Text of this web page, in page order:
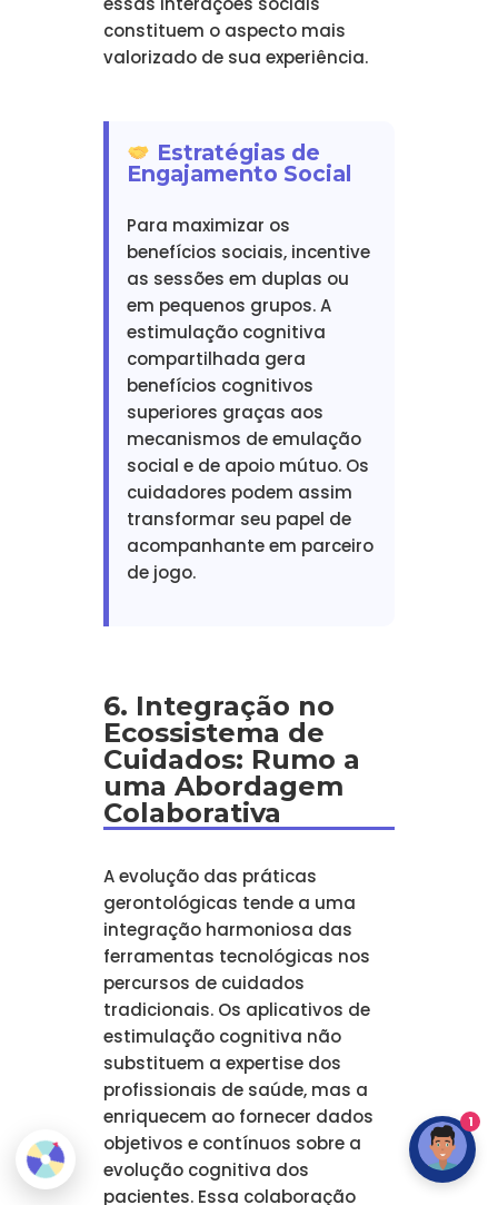
constituem o aspecto mais
valorizado de sua experiência.
Estratégias de
Engajamento Social
Para maximizar os
benefícios sociais, incentive
as sessões em duplas ou
em pequenos grupos. A
estimulação cognitiva
compartilhada gera
benefícios cognitivos
superiores graças aos
mecanismos de emulação
social e de apoio mútuo. Os
cuidadores podem assim
transformar seu papel de
acompanhante em parceiro
de jogo.
6. Integração no
Ecossistema de
Cuidados: Rumo a
uma Abordagem
Colaborativa
A evolução das práticas
gerontológicas tende a uma
integração harmoniosa das
ferramentas tecnológicas nos
percursos de cuidados
tradicionais. Os aplicativos de
estimulação cognitiva não
substituem a expertise dos
profissionais de saúde, mas a
enriquecem ao fornecer dados
objetivos e contínuos sobre a
evolução cognitiva dos
pacientes. Essa colaboração
1